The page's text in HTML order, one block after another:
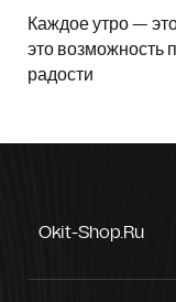
Каждое утро —
это возможность
радости
Okit-Shop.ru